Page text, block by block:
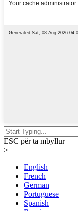
ESC për ta mbyllur
>
English
French
German
Portuguese
Spanish